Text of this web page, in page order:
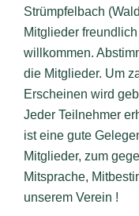
Strümpfelbach
Mitglieder
willkommen.
die Mitglieder. Um
Erscheinen wird
Jeder Teilnehmer
ist eine gute
Mitglieder, zum
Mitsprache,
unserem Verein !